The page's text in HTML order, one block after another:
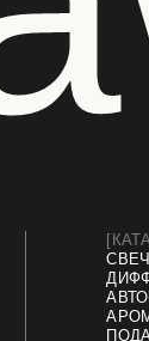
[КАТАЛОГ]
СВЕЧИ
ДИФФУЗОРЫ
АВТОПАРФЮМ
АРОМАТИЧЕСКИЕ
ПОДАРОЧНЫЕ
Политика